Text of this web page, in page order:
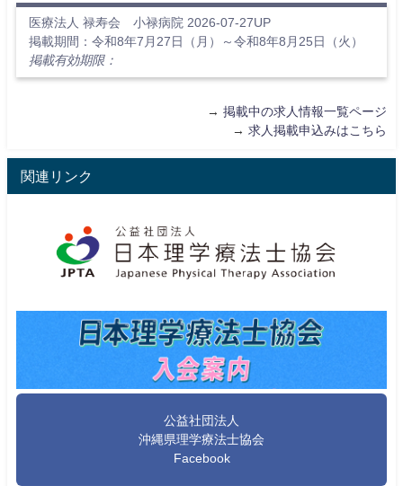
医療法人 禄寿会 小禄病院 2026-07-27UP
掲載期間：令和8年7月27日（月）～令和8年8月25日（火）
掲載有効期限：
→ 掲載中の求人情報一覧ページ
→ 求人掲載申込みはこちら
関連リンク
公益社団法人
沖縄県理学療法士協会
Facebook